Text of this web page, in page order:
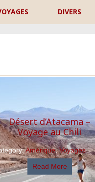
DIVERS
Désert d’Atacama –
Voyage au Chili
Amérique,Voyages
Read More